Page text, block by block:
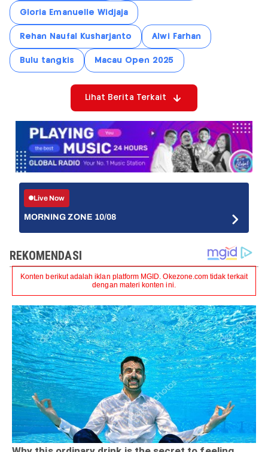
Gloria Emanuelle Widjaja
Rehan Naufal Kusharjanto Alwi Farhan
Bulu tangkis Macau Open 2025
Lihat Berita Terkait
Live Now
MORNING ZONE 10/08